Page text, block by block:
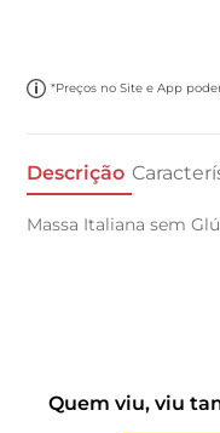
*Preços no Site e App
Descrição
Massa Italiana sem
Quem viu, viu